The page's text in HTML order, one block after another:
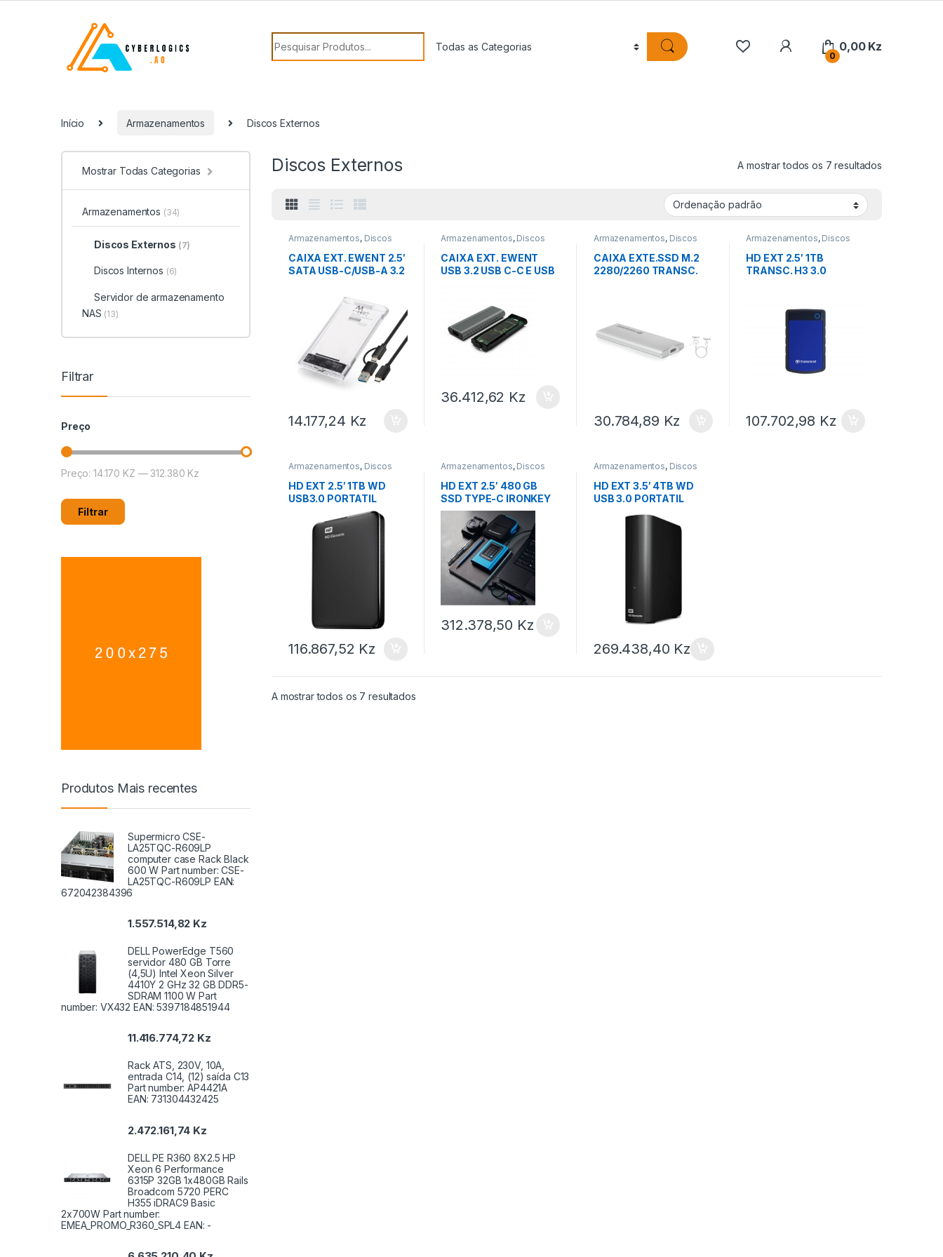
Search for:
0
0,00 Kz
Início Armazenamentos Discos Externos
Discos Externos A mostrar todos os 7 resultados
Armazenamentos, Discos
CAIXA EXT. EWENT 2.5′
SATA USB-C/USB-A 3.2
14.177,24 Kz
Armazenamentos, Discos
CAIXA EXT. EWENT
USB 3.2 USB C-C E USB
36.412,62 Kz
Armazenamentos, Discos
CAIXA EXTE.SSD M.2
2280/2260 TRANSC.
30.784,89 Kz
Armazenamentos, Discos
HD EXT 2.5′ 1TB
TRANSC. H3 3.0
107.702,98 Kz
Armazenamentos, Discos
HD EXT 2.5′ 1TB WD
USB3.0 PORTATIL
116.867,52 Kz
Armazenamentos, Discos
HD EXT 2.5′ 480 GB
SSD TYPE-C IRONKEY
KINGSTON
312.378,50 Kz
Armazenamentos, Discos
HD EXT 3.5′ 4TB WD
USB 3.0 PORTATIL
269.438,40 Kz
A mostrar todos os 7 resultados
Mostrar Todas Categorias
Armazenamentos (34)
Discos Externos (7)
Discos Internos (6)
Servidor de armazenamento
NAS (13)
Filtrar
Preço
Preço mínimo
Preço máximo
Filtrar
Preço:14.170 KZ —312.380 Kz
Produtos Mais recentes
Supermicro CSE-
LA25TQC-R609LP
computer case Rack Black
600 W Part number: CSE-
LA25TQC-R609LP EAN:
672042384396
1.557.514,82 Kz
DELL PowerEdge T560
servidor 480 GB Torre
(4,5U) Intel Xeon Silver
4410Y 2 GHz 32 GB DDR5-
SDRAM 1100 W Part
number: VX432 EAN: 5397184851944
11.416.774,72 Kz
Rack ATS, 230V, 10A,
entrada C14, (12) saída C13
Part number: AP4421A
EAN: 731304432425
2.472.161,74 Kz
DELL PE R360 8X2.5 HP
Xeon 6 Performance
6315P 32GB 1x480GB Rails
Broadcom 5720 PERC
H355 iDRAC9 Basic
2x700W Part number:
EMEA_PROMO_R360_SPL4 EAN: -